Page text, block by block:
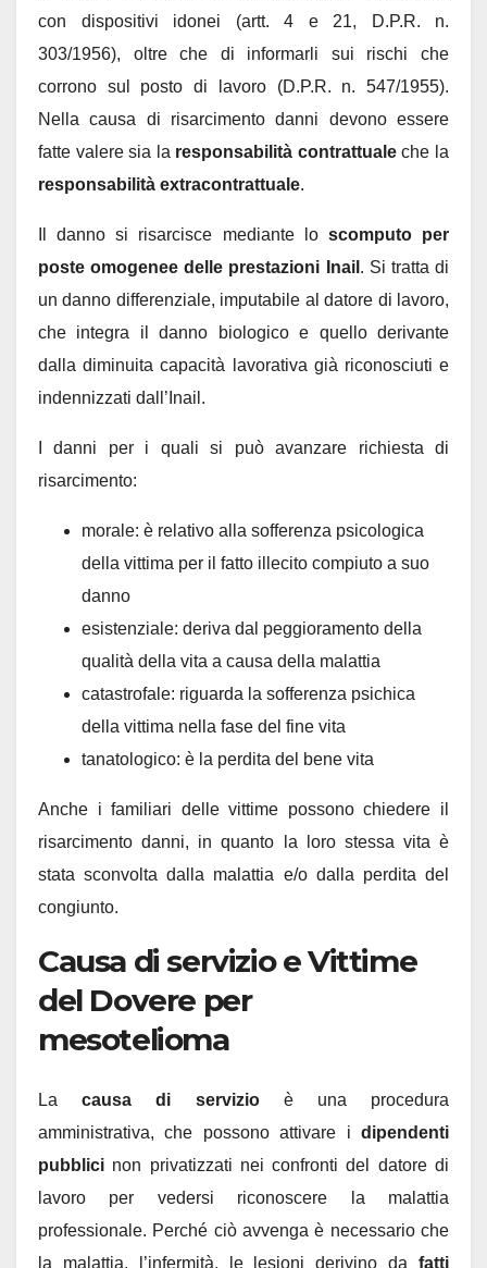
con dispositivi idonei (artt. 4 e 21, D.P.R. n.
303/1956), oltre che di informarli sui rischi che
corrono sul posto di lavoro (D.P.R. n. 547/1955).
Nella causa di risarcimento danni devono essere
fatte valere sia la responsabilità contrattualeche la
responsabilità extracontrattuale.
Il danno si risarcisce mediante lo scomputo per
poste omogenee delle prestazioni Inail . Si tratta di
un danno differenziale, imputabile al datore di lavoro,
che integra il danno biologico e quello derivante
dalla diminuita capacità lavorativa già riconosciuti e
indennizzati dall’Inail.
I danni per i quali si può avanzare richiesta di
risarcimento:
morale: è relativo alla sofferenza psicologica
della vittima per il fatto illecito compiuto a suo
danno
esistenziale: deriva dal peggioramento della
qualità della vita a causa della malattia
catastrofale: riguarda la sofferenza psichica
della vittima nella fase del fine vita
tanatologico: è la perdita del bene vita
Anche i familiari delle vittime possono chiedere il
risarcimento danni, in quanto la loro stessa vita è
stata sconvolta dalla malattia e/o dalla perdita del
congiunto.
Causa di servizio e Vittime
del Dovere per
mesotelioma
Lacausa di servizioè una procedura
amministrativa, che possono attivare i dipendenti
pubblici non privatizzati nei confronti del datore di
lavoro per vedersi riconoscere la malattia
professionale. Perché ciò avvenga è necessario che
la malattia, l’infermità, le lesioni derivino da fatti